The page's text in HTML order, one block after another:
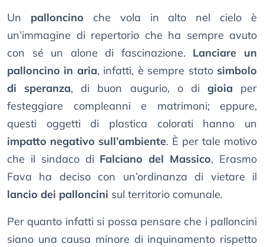
Un palloncino che vola in alto nel cielo è
un’immagine di repertorio che ha sempre avuto
con sé un alone di fascinazione. Lanciare un
palloncino in aria, infatti, è sempre stato simbolo
di speranza, di buon augurio, o di gioia per
festeggiare compleanni e matrimoni; eppure,
questi oggetti di plastica colorati hanno un
impatto negativo sull’ambiente. È per tale motivo
che il sindaco di Falciano del Massico, Erasmo
Fava ha deciso con un’ordinanza di vietare il
lancio dei palloncini sul territorio comunale.
Per quanto infatti si possa pensare che i palloncini
siano una causa minore di inquinamento rispetto